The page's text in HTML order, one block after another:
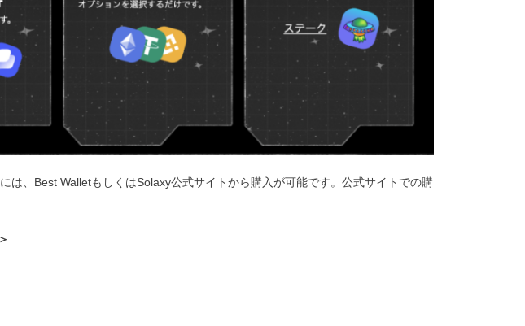
は、Best WalletもしくはSolaxy公式サイトから購入が可能です。公式サイトでの購